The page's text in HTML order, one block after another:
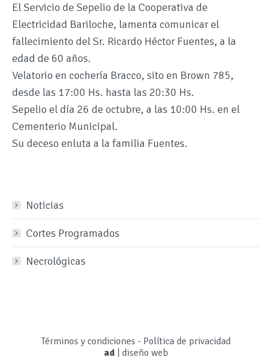
El Servicio de Sepelio de la Cooperativa de
Electricidad Bariloche, lamenta comunicar el
fallecimiento del Sr. Ricardo Héctor Fuentes, a la
edad de 60 años.
Velatorio en cochería Bracco, sito en Brown 785,
desde las 17:00 Hs. hasta las 20:30 Hs.
Sepelio el día 26 de octubre, a las 10:00 Hs. en el
Cementerio Municipal.
Su deceso enluta a la familia Fuentes.
Noticias
Cortes Programados
Necrológicas
Términos y condiciones - Política de privacidad
ad diseño web